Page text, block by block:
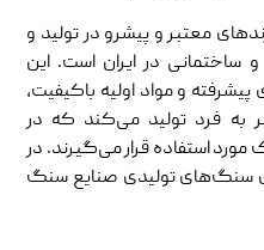
معتبر و پیشرو در تولید و
ساختمانی در ایران است. این
و مواد اولیه باکیفیت،
فرد تولید می‌کند که در
استفاده قرار می‌گیرند. در
سنگ‌های تولیدی صنایع سنگ